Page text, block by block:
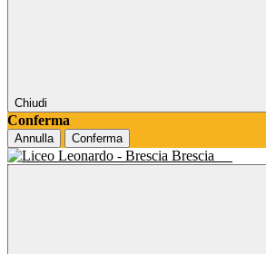
Chiudi
Conferma
Annulla Conferma
Brescia